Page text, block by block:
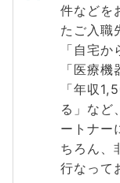
件などを
たご入職
「自宅
「医療
「年収
る」など
ートナー
ちろん、
行なって